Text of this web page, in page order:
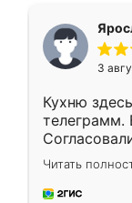
3
Кухню
телеграмм.
недели
довольны
мебель за
Читать